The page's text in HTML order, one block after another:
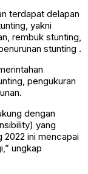
terdapat delapan
yakni
rembuk stunting,
stunting .
pengukuran
dengan
yang
2022 ini mencapai
ungkap